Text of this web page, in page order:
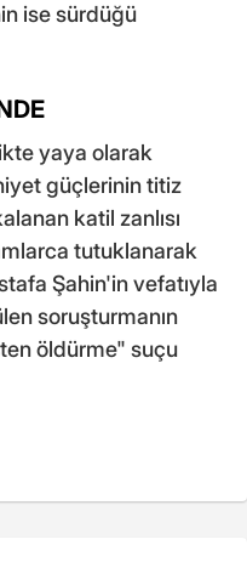
ise sürdüğü
yaya olarak
güçlerinin titiz
katil zanlısı
tutuklanarak
Şahin'in vefatıyla
soruşturmanın
öldürme" suçu